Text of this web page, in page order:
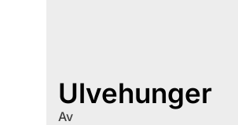
Ulvehunger
Av